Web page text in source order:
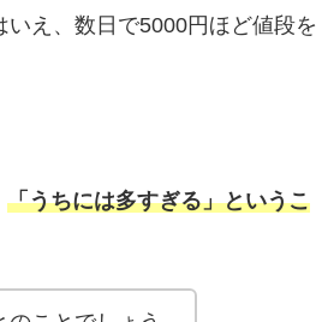
え、数日で5000円ほど値段を
「うちには多すぎる」というこ